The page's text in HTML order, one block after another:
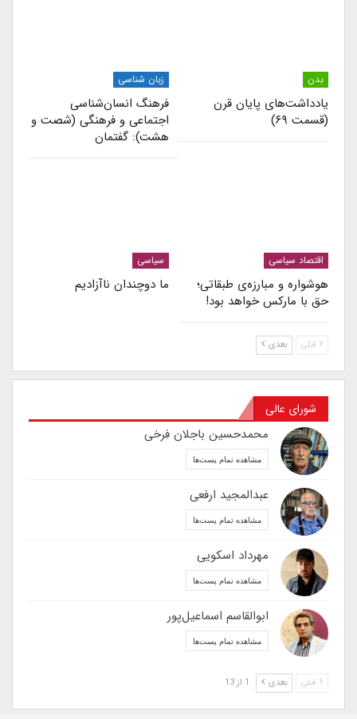
بدن
یادداشت‌های پایان قرن
(قسمت ۶۹)
زبان شناسی
فرهنگ انسان‌شناسی
اجتماعی و فرهنگی (شصت و
هشت): گفتمان
اقتصاد سیاسی
هوشواره و مبارزه‌ی طبقاتی؛
حق با مارکس خواهد بود!
سیاسی
ما دوچندان ناآزادیم
قبلی بعدی
شورای عالی
محمدحسین باجلان فرخی
مشاهده تمام پست‌ها
عبدالمجید ارفعی
مشاهده تمام پست‌ها
مهرداد اسکویی
مشاهده تمام پست‌ها
ابوالقاسم اسماعیل‌پور
مشاهده تمام پست‌ها
قبلی بعدی